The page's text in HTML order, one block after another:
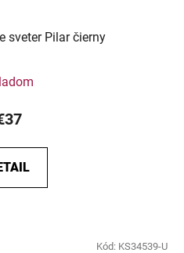
sveter Pilar čierny
Kód: KS34539-U